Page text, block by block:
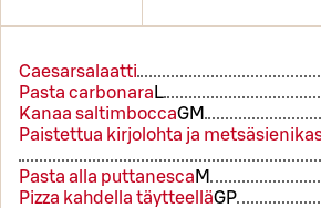
Caesarsalaatti
Pasta carbonara L
Kanaa saltimboccaGM
Paistettua kirjolohta ja
Pasta alla puttanesca M
Pizza kahdella täytteelläGP